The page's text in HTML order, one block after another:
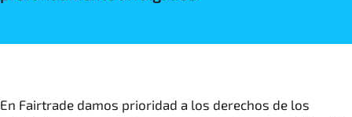
En Fairtrade damos prioridad a los derechos de los